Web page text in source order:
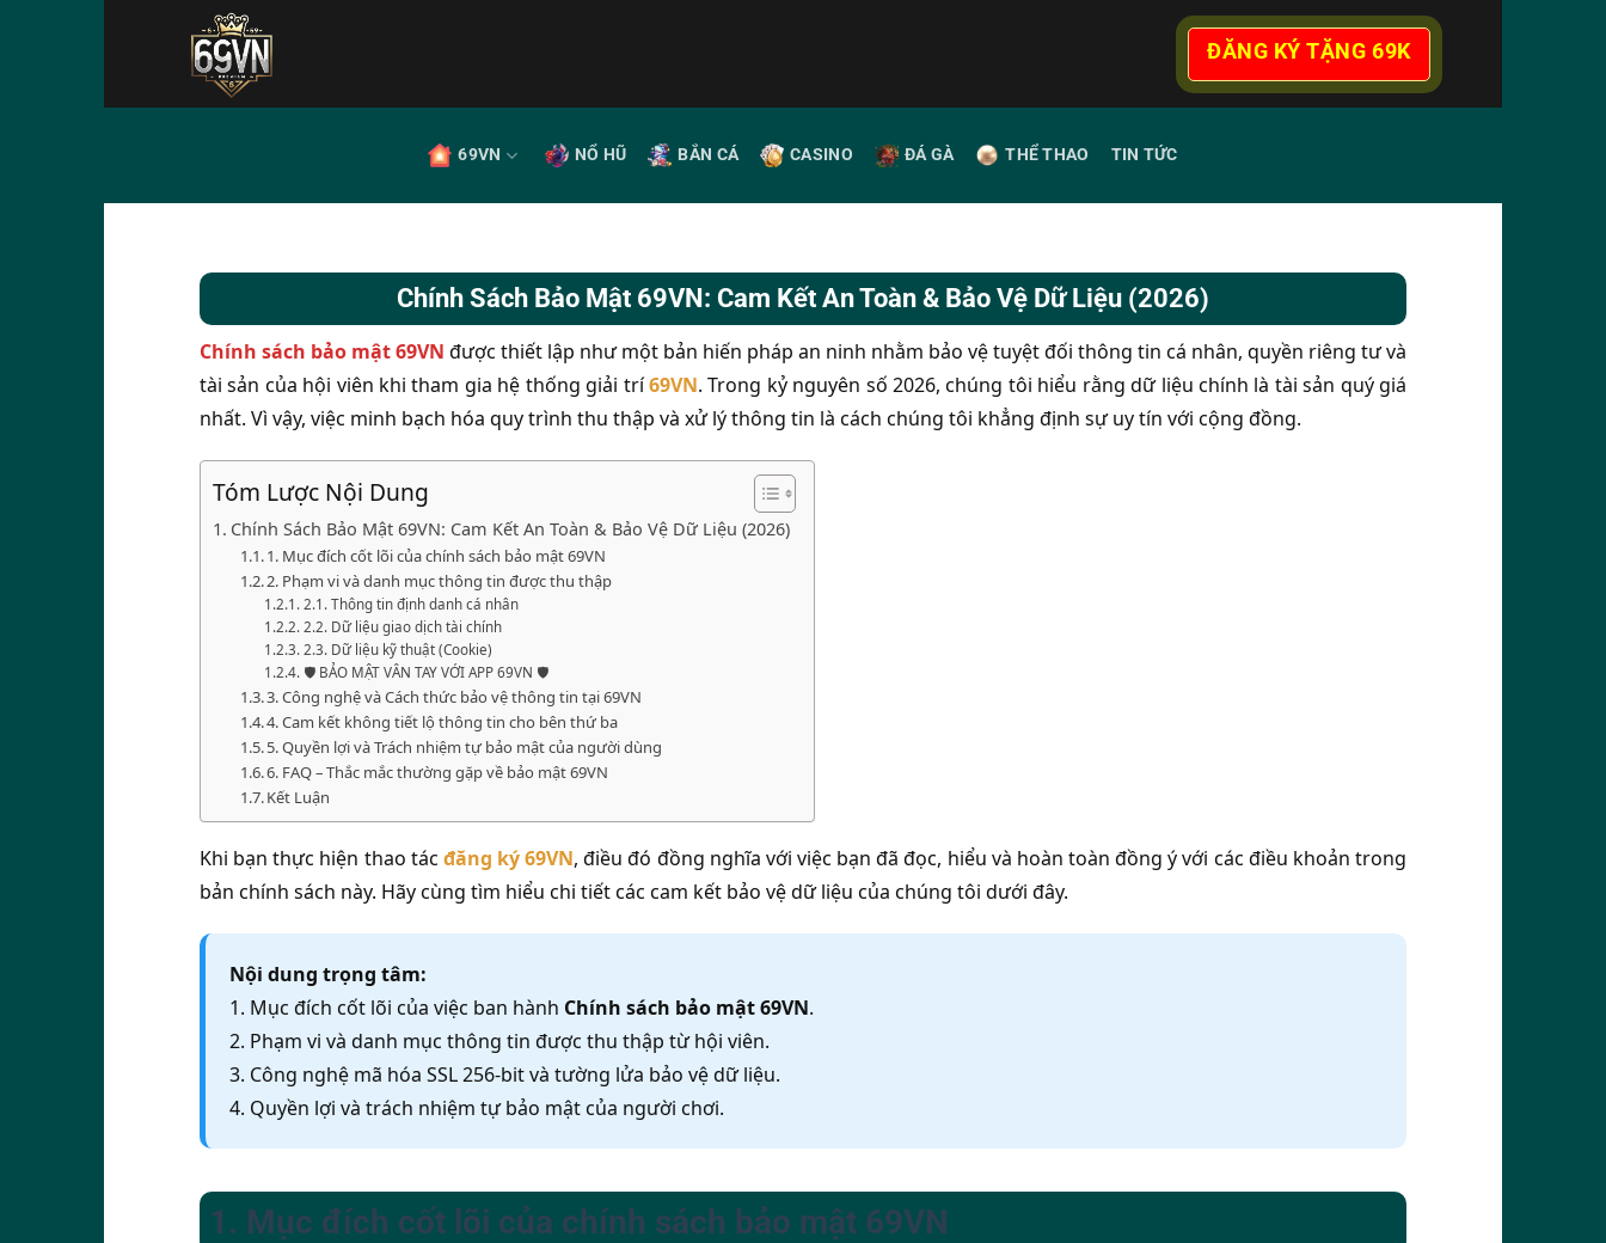
dung
ĐĂNG KÝ TẶNG 69K
69VN NỔ HŨ BẮN CÁ CASINO ĐÁ GÀ THỂ THAO TIN TỨC
Chính Sách Bảo Mật 69VN: Cam Kết An Toàn & Bảo Vệ Dữ Liệu (2026)
Chính sách bảo mật 69VN được thiết lập như một bản hiến pháp an ninh nhằm bảo vệ tuyệt đối thông tin cá nhân, quyền riêng tư và
tài sản của hội viên khi tham gia hệ thống giải trí69VN. Trong kỷ nguyên số 2026, chúng tôi hiểu rằng dữ liệu chính là tài sản quý giá
nhất. Vì vậy, việc minh bạch hóa quy trình thu thập và xử lý thông tin là cách chúng tôi khẳng định sự uy tín với cộng đồng.
Tóm Lược Nội Dung
Chính Sách Bảo Mật 69VN: Cam Kết An Toàn & Bảo Vệ Dữ Liệu (2026)
1. Mục đích cốt lõi của chính sách bảo mật 69VN
2. Phạm vi và danh mục thông tin được thu thập
2.1. Thông tin định danh cá nhân
2.2. Dữ liệu giao dịch tài chính
2.3. Dữ liệu kỹ thuật (Cookie)
🛡️ BẢO MẬT VÂN TAY VỚI APP 69VN 🛡️
3. Công nghệ và Cách thức bảo vệ thông tin tại 69VN
4. Cam kết không tiết lộ thông tin cho bên thứ ba
5. Quyền lợi và Trách nhiệm tự bảo mật của người dùng
6. FAQ – Thắc mắc thường gặp về bảo mật 69VN
Kết Luận
Khi bạn thực hiện thao tác đăng ký 69VN, điều đó đồng nghĩa với việc bạn đã đọc, hiểu và hoàn toàn đồng ý với các điều khoản trong
bản chính sách này. Hãy cùng tìm hiểu chi tiết các cam kết bảo vệ dữ liệu của chúng tôi dưới đây.
Nội dung trọng tâm:
1. Mục đích cốt lõi của việc ban hành Chính sách bảo mật 69VN.
2. Phạm vi và danh mục thông tin được thu thập từ hội viên.
3. Công nghệ mã hóa SSL 256-bit và tường lửa bảo vệ dữ liệu.
4. Quyền lợi và trách nhiệm tự bảo mật của người chơi.
1. Mục đích cốt lõi của chính sách bảo mật 69VN